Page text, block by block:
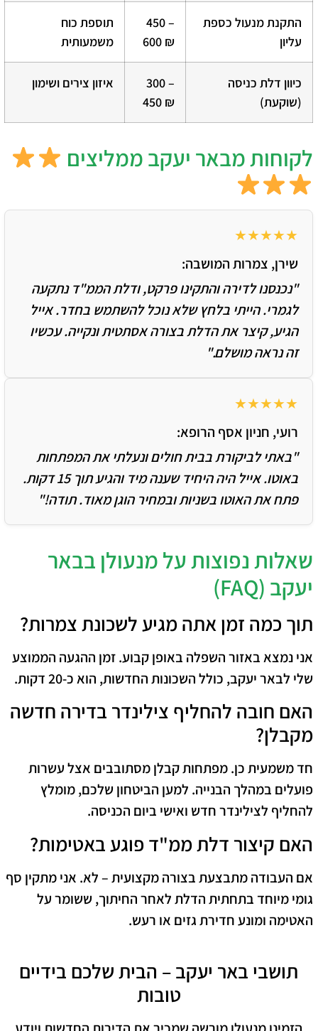
התקנת מנעול כספת
עליון
450 –
600 ₪
תוספת כוח
משמעותית
כיוון דלת כניסה
(שוקעת)
300 –
450 ₪
איזון צירים ושימון
לקוחות מבאר יעקב ממליצים
★★★★★
שירן, צמרות המושבה:
"נכנסנו לדירה והתקינו פרקט, ודלת הממ"ד נתקעה
לגמרי. הייתי בלחץ שלא נוכל להשתמש בחדר. אייל
הגיע, קיצר את הדלת בצורה אסתטית ונקייה. עכשיו
זה נראה מושלם."
★★★★★
רועי, חניון אסף הרופא:
"באתי לביקורת בבית חולים ונעלתי את המפתחות
באוטו. אייל היה היחיד שענה מיד והגיע תוך 15 דקות.
פתח את האוטו בשניות ובמחיר הוגן מאוד. תודה!"
שאלות נפוצות על מנעולן בבאר
יעקב (FAQ)
תוך כמה זמן אתה מגיע לשכונת צמרות?
אני נמצא באזור השפלה באופן קבוע. זמן ההגעה הממוצע
שלי לבאר יעקב, כולל השכונות החדשות, הוא כ-20 דקות.
האם חובה להחליף צילינדר בדירה חדשה
מקבלן?
חד משמעית כן. מפתחות קבלן מסתובבים אצל עשרות
פועלים במהלך הבנייה. למען הביטחון שלכם, מומלץ
להחליף לצילינדר חדש ואישי ביום הכניסה.
האם קיצור דלת ממ"ד פוגע באטימות?
אם העבודה מתבצעת בצורה מקצועית – לא. אני מתקין סף
גומי מיוחד בתחתית הדלת לאחר החיתוך, ששומר על
האטימה ומונע חדירת גזים או רעש.
תושבי באר יעקב – הבית שלכם בידיים
טובות